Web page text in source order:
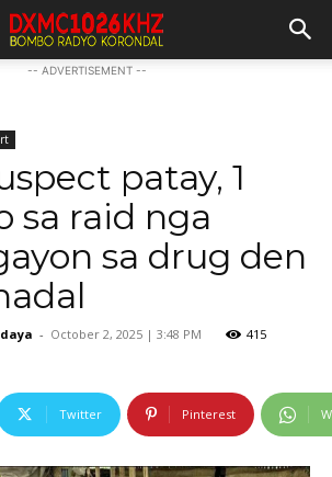
-- ADVERTISEMENT --
patay, 1
sa raid nga
sa drug den
- October 2, 2025 | 3:48 PM 415
Twitter Pinterest